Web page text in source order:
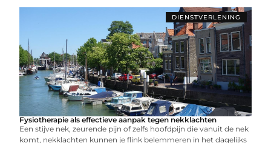
DIENSTVERLENING
Fysiotherapie als effectieve aanpak tegen nekklachten
Een stijve nek, zeurende pijn of zelfs hoofdpijn die vanuit de nek
komt, nekklachten kunnen je flink belemmeren in het dagelijks